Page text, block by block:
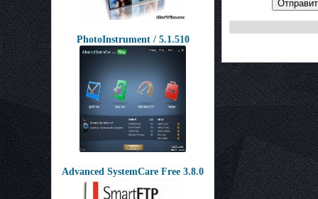
PhotoInstrument / 5.1.510
Advanced SystemCare Free 3.8.0